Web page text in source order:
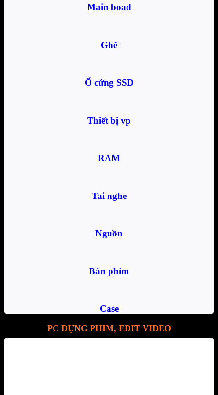
Main boad
Ghế
Ổ cứng SSD
Thiết bị vp
RAM
Tai nghe
Nguồn
Bàn phím
Case
PC DỰNG PHIM, EDIT VIDEO